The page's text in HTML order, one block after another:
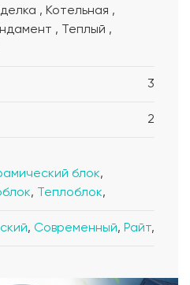
, Котельная ,
, Теплый ,
3
2
блок,
, Теплоблок,
, Современный, Райт,